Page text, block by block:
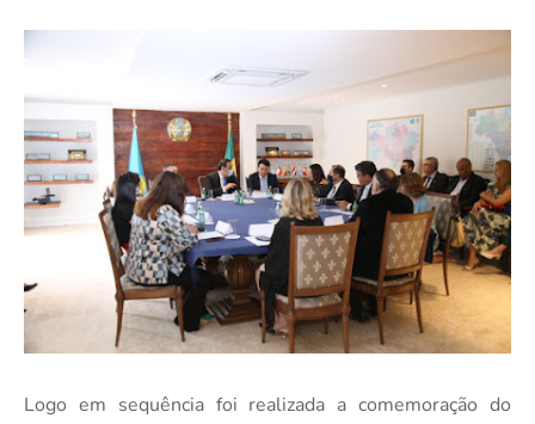
Logo em sequência foi realizada a comemoração do